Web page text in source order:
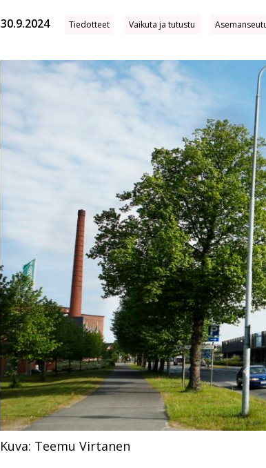
30.9.2024 Tiedotteet Vaikuta ja tutustu
Kuva: Teemu Virtanen